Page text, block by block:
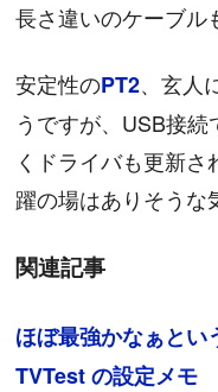
長さ違いのケーブル
安定性のPT2、玄人
うですが、USB接
くドライバも更新
躍の場はありそうな
関連記事
ほぼ最強かなぁとい
TVTest の設定メモ